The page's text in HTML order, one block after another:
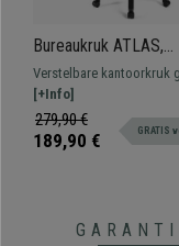
Bureaukruk ATLAS,
Verstelbare
Dikke Vulling, in Wit
Verstelbare kantoorkruk
voor langdurig
gebruik. Stevig, resistent
comfortabel.
[+Info]
279,90 €
189,90 € GRATIS